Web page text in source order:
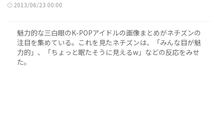
2013/06/23 00:00
魅力的な三白眼のK-POPアイドルの画像まとめがネチズンの
注目を集めている。これを見たネチズンは、「みんな目が魅
力的」、「ちょっと眠たそうに見えるw」などの反応をみせ
た。